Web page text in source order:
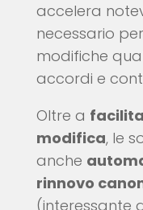
accelera
necessario
modifiche
accordi e
Oltre a
modifica, le
anche
rinnovo
(interessante